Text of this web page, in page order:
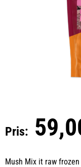
Pris:
Mush Mix it raw